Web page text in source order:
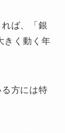
ば、「銀
きく動く年
方には特